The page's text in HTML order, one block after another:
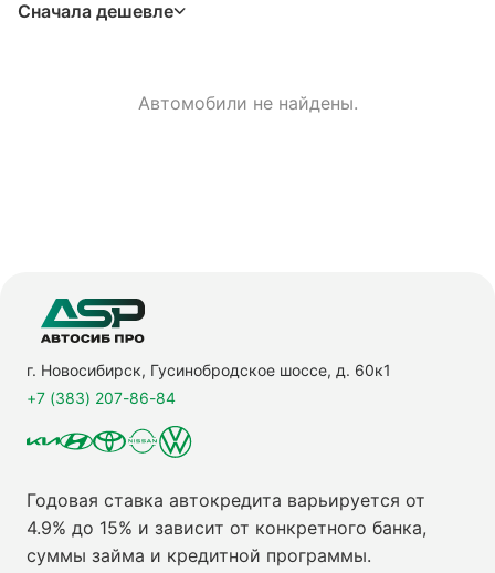
Сначала дешевле
Автомобили не найдены.
г. Новосибирск, Гусинобродское шоссе, д. 60к1
+7 (383) 207-86-84
Годовая ставка автокредита варьируется от
4.9% до 15% и зависит от конкретного банка,
суммы займа и кредитной программы.